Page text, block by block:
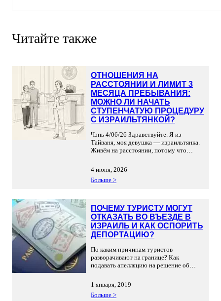
Читайте также
ОТНОШЕНИЯ НА
РАССТОЯНИИ И ЛИМИТ 3
МЕСЯЦА ПРЕБЫВАНИЯ:
МОЖНО ЛИ НАЧАТЬ
СТУПЕНЧАТУЮ ПРОЦЕДУРУ
С ИЗРАИЛЬТЯНКОЙ?
Чэнь 4/06/26 Здравствуйте. Я из
Тайваня, моя девушка — израильтянка.
Живём на расстоянии, потому что
стране находиться нельзя. Можно ли
при таких обстоятельствах вообще
начать поэтапную процедуру? Ответ:
хватает на то, чтобы набрать хоть
какую-то доказательную базу для МВД.
[…]
4 июня, 2026
Больше >
ПОЧЕМУ ТУРИСТУ МОГУТ
ОТКАЗАТЬ ВО ВЪЕЗДЕ В
ИЗРАИЛЬ И КАК ОСПОРИТЬ
ДЕПОРТАЦИЮ?
По каким причинам туристов
разворачивают на границе? Как
подавать апелляцию на решение об
что между Израилем и большинством
стран бывшего СНГ действует
безвизовый режим, многих
1 января, 2019
Больше >